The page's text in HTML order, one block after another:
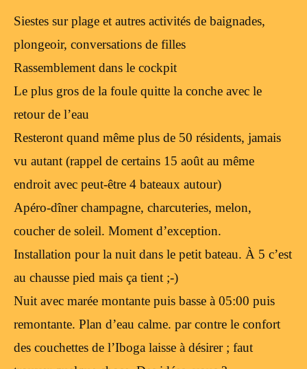
Siestes sur plage et autres activités de baignades,
plongeoir, conversations de filles
Rassemblement dans le cockpit
Le plus gros de la foule quitte la conche avec le
retour de l’eau
Resteront quand même plus de 50 résidents, jamais
vu autant (rappel de certains 15 août au même
endroit avec peut-être 4 bateaux autour)
Apéro-dîner champagne, charcuteries, melon,
coucher de soleil. Moment d’exception.
Installation pour la nuit dans le petit bateau. À 5 c’est
au chausse pied mais ça tient ;-)
Nuit avec marée montante puis basse à 05:00 puis
remontante. Plan d’eau calme. par contre le confort
des couchettes de l’Iboga laisse à désirer ; faut